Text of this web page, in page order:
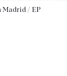
Madrid / EP